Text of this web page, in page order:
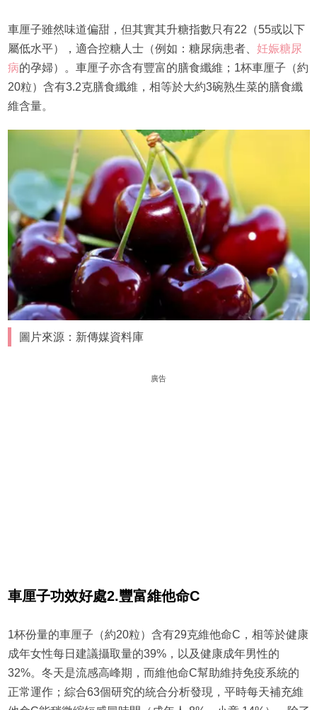
車厘子雖然味道偏甜，但其實其升糖指數只有22（55或以下
屬低水平），適合控糖人士（例如：糖尿病患者、 妊娠糖尿
病的孕婦）。車厘子亦含有豐富的膳食纖維；1杯車厘子（約
20粒）含有3.2克膳食纖維，相等於大約3碗熟生菜的膳食纖
維含量。
圖片來源：新傳媒資料庫
廣告
車厘子功效好處2.豐富維他命C
1杯份量的車厘子（約20粒）含有29克維他命C，相等於健康
成年女性每日建議攝取量的39%，以及健康成年男性的
32%。冬天是流感高峰期，而維他命C幫助維持免疫系統的
正常運作；綜合63個研究的統合分析發現，平時每天補充維